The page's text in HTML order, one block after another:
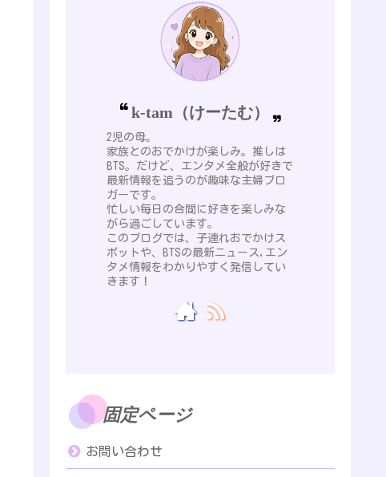
k-tam（けーたむ）
2児の母。
家族とのおでかけが楽しみ。推しは
BTS。だけど、エンタメ全般が好きで
最新情報を追うのが趣味な主婦ブロ
ガーです。
忙しい毎日の合間に好きを楽しみな
がら過ごしています。
このブログでは、子連れおでかけス
ポットや、BTSの最新ニュース,エン
タメ情報をわかりやすく発信してい
きます！
固定ページ
お問い合わせ